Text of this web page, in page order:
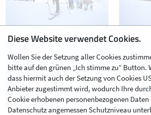
Diese Website verwendet Cookies.
Wollen Sie der Setzung aller Cookies
bitte auf den grünen „Ich stimme zu“ Button.
dass hiermit auch der Setzung von Cookies
Anbieter zugestimmt wird, wodurch Ihre
Cookie erhobenen personenbezogenen Daten
Datenschutz angemessen Schutzniveau